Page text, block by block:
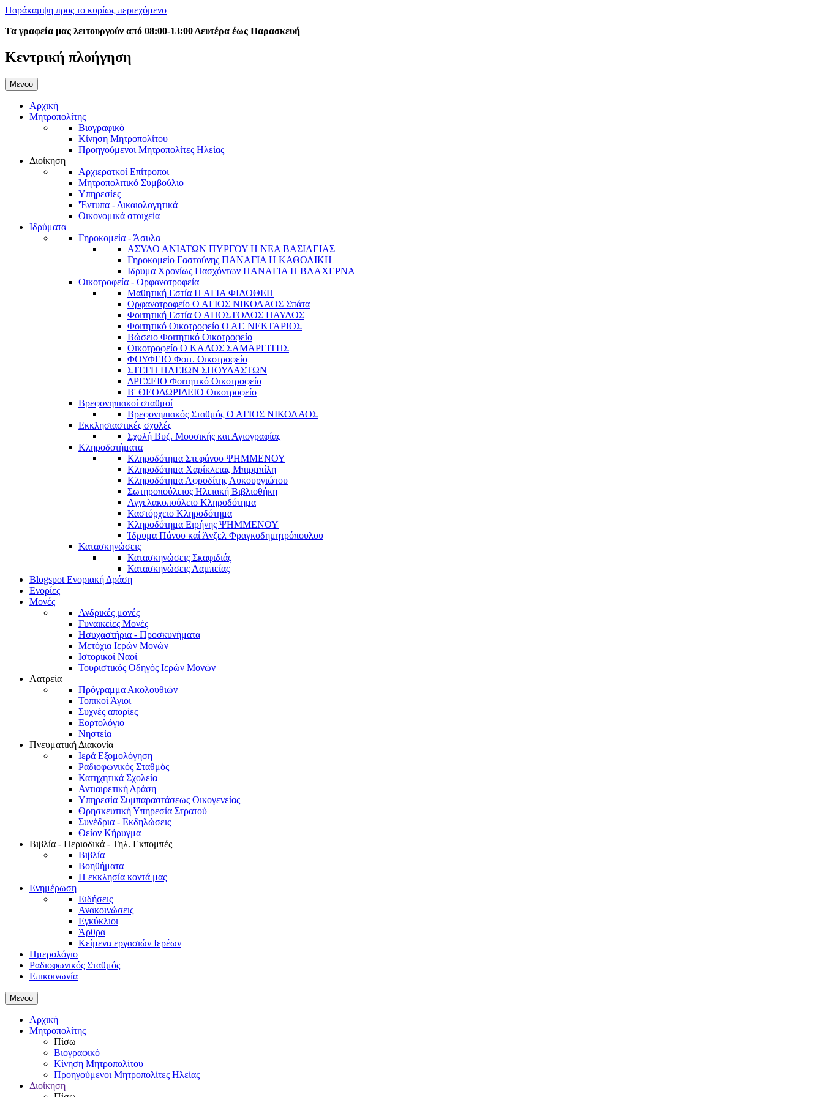
Παράκαμψη προς το κυρίως περιεχόμενο
Τα γραφεία μας λειτουργούν από 08:00-13:00 Δευτέρα έως Παρασκευή
Κεντρική πλοήγηση
Μενού
Αρχική
Μητροπολίτης
Βιογραφικό
Κίνηση Μητροπολίτου
Προηγούμενοι Μητροπολίτες Ηλείας
Διοίκηση
Αρχιερατκοί Επίτροποι
Μητροπολιτικό Συμβούλιο
Υπηρεσίες
'Έντυπα - Δικαιολογητικά
Οικονομικά στοιχεία
Ιδρύματα
Γηροκομεία - Άσυλα
ΑΣΥΛΟ ΑΝΙΑΤΩΝ ΠΥΡΓΟΥ Η ΝΕΑ ΒΑΣΙΛΕΙΑΣ
Γηροκομείο Γαστούνης ΠΑΝΑΓΙΑ Η ΚΑΘΟΛΙΚΗ
Ιδρυμα Χρονίως Πασχόντων ΠΑΝΑΓΙΑ Η ΒΛΑΧΕΡΝΑ
Οικοτροφεία - Ορφανοτροφεία
Μαθητική Εστία Η ΑΓΙΑ ΦΙΛΟΘΕΗ
Ορφανοτροφείο Ο ΑΓΙΟΣ ΝΙΚΟΛΑΟΣ Σπάτα
Φοιτητική Εστία Ο ΑΠΟΣΤΟΛΟΣ ΠΑΥΛΟΣ
Φοιτητικό Οικοτροφείο Ο ΑΓ. ΝΕΚΤΑΡΙΟΣ
Βώσειο Φοιτητικό Οικοτροφείο
Οικοτροφείο Ο ΚΑΛΟΣ ΣΑΜΑΡΕΙΤΗΣ
ΦΟΥΦΕΙΟ Φοιτ. Οικοτροφείο
ΣΤΕΓΗ ΗΛΕΙΩΝ ΣΠΟΥΔΑΣΤΩΝ
ΔΡΕΣΕΙΟ Φοιτητικό Οικοτροφείο
Β' ΘΕΟΔΩΡΙΔΕΙΟ Οικοτροφείο
Βρεφονηπιακοί σταθμοί
Βρεφονηπιακός Σταθμός Ο ΑΓΙΟΣ ΝΙΚΟΛΑΟΣ
Εκκλησιαστικές σχολές
Σχολή Βυζ. Μουσικής και Αγιογραφίας
Κληροδοτήματα
Κληροδότημα Στεφάνου ΨΗΜΜΕΝΟΥ
Κληροδότημα Χαρίκλειας Μπιρμπίλη
Κληροδότημα Αφροδίτης Λυκουργιώτου
Σωτηροπούλειος Ηλειακή Βιβλιοθήκη
Αγγελακοπούλειο Κληροδότημα
Καστόρχειο Κληροδότημα
Κληροδότημα Ειρήνης ΨΗΜΜΕΝΟΥ
Ίδρυμα Πάνου καί Άνζελ Φραγκοδημητρόπουλου
Κατασκηνώσεις
Κατασκηνώσεις Σκαφιδιάς
Κατασκηνώσεις Λαμπείας
Blogspot Ενοριακή Δράση
Ενορίες
Μονές
Ανδρικές μονές
Γυναικείες Μονές
Ησυχαστήρια - Προσκυνήματα
Μετόχια Ιερών Μονών
Ιστορικοί Ναοί
Τουριστικός Οδηγός Ιερών Μονών
Λατρεία
Πρόγραμμα Ακολουθιών
Τοπικοί Άγιοι
Συχνές απορίες
Εορτολόγιο
Νηστεία
Πνευματική Διακονία
Ιερά Εξομολόγηση
Ραδιοφωνικός Σταθμός
Κατηχητικά Σχολεία
Αντιαιρετική Δράση
Υπηρεσία Συμπαραστάσεως Οικογενείας
Θρησκευτική Υπηρεσία Στρατού
Συνέδρια - Εκδηλώσεις
Θείον Κήρυγμα
Βιβλία - Περιοδικά - Τηλ. Εκπομπές
Βιβλία
Βοηθήματα
Η εκκλησία κοντά μας
Ενημέρωση
Ειδήσεις
Ανακοινώσεις
Εγκύκλιοι
Άρθρα
Κείμενα εργασιών Ιερέων
Ημερολόγιο
Ραδιοφωνικός Σταθμός
Επικοινωνία
Μενού
Αρχική
Μητροπολίτης
Πίσω
Βιογραφικό
Κίνηση Μητροπολίτου
Προηγούμενοι Μητροπολίτες Ηλείας
Διοίκηση